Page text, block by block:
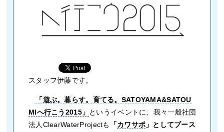
スタッフ伊藤です。
「遊ぶ。暮らす。育てる。SATOYAMA&SATOU
MIへ行こう2015」 というイベントに、我々一般社団
法人ClearWaterProjectも
「カワサポ 」としてブース